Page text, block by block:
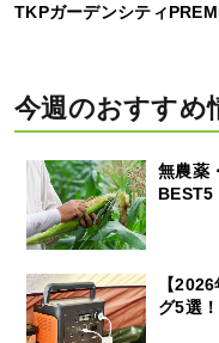
TKPガーデンシティ
今週のおすすめ
無農薬
BEST5
【
グ5選